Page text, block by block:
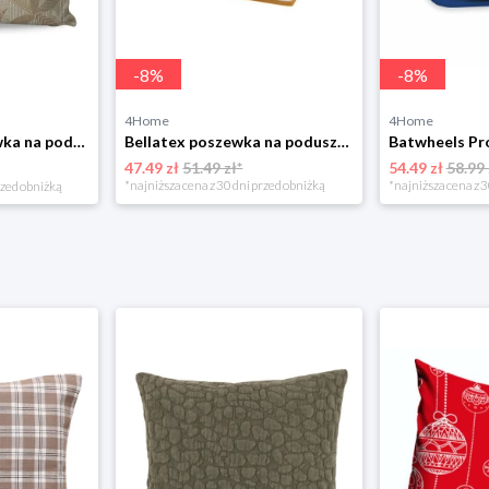
Matějovský Poszewka na poduszkę Solei, 40 x 40 cm
obniżką
-8%
4Home
Bellatex poszewka na poduszkę klinową frotte musztardowa, 80 x 50 x 20 cm
47.49 zł51.49 zł*
*najniższa cena z 30 dni przed obniżką
-8%
4Home
54.49 zł58.99
*najniższa cena z